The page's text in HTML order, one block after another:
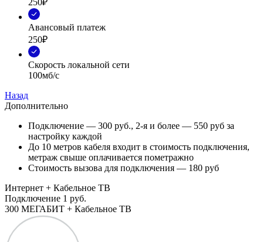
Авансовый платеж
250₽
Скорость локальной сети
100мб/с
Назад
Дополнительно
Подключение — 300 руб., 2-я и более — 550 руб за
настройку каждой
До 10 метров кабеля входит в стоимость подключения,
метраж свыше оплачивается пометражно
Стоимость вызова для подключения — 180 руб
Интернет + Кабельное ТВ
Подключение 1 руб.
300 МЕГАБИТ + Кабельное ТВ